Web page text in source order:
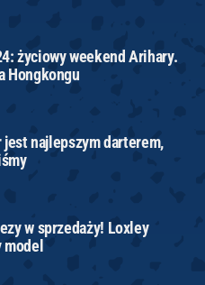
życiowy weekend Arihary.
Hongkongu
najlepszym darterem,
w sprzedaży! Loxley